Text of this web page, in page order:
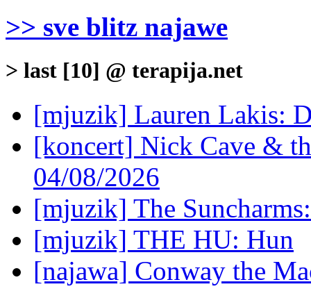
>> sve blitz najawe
> last [10] @ terapija.net
[mjuzik] Lauren Lakis:
[koncert] Nick Cave &
04/08/2026
[mjuzik] The
[mjuzik] THE HU: Hun
[najawa] Conway the